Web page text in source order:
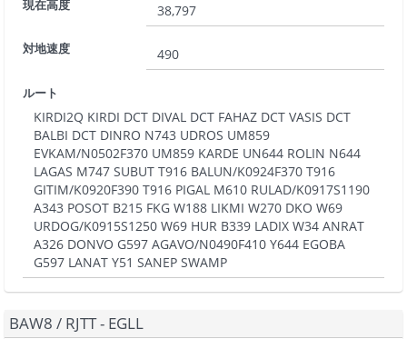
現在高度 38,797
対地速度 490
ルート
KIRDI2Q KIRDI DCT DIVAL DCT FAHAZ DCT VASIS DCT
BALBI DCT DINRO N743 UDROS UM859
EVKAM/N0502F370 UM859 KARDE UN644 ROLIN N644
LAGAS M747 SUBUT T916 BALUN/K0924F370 T916
GITIM/K0920F390 T916 PIGAL M610 RULAD/K0917S1190
A343 POSOT B215 FKG W188 LIKMI W270 DKO W69
URDOG/K0915S1250 W69 HUR B339 LADIX W34 ANRAT
A326 DONVO G597 AGAVO/N0490F410 Y644 EGOBA
G597 LANAT Y51 SANEP SWAMP
BAW8 / RJTT - EGLL